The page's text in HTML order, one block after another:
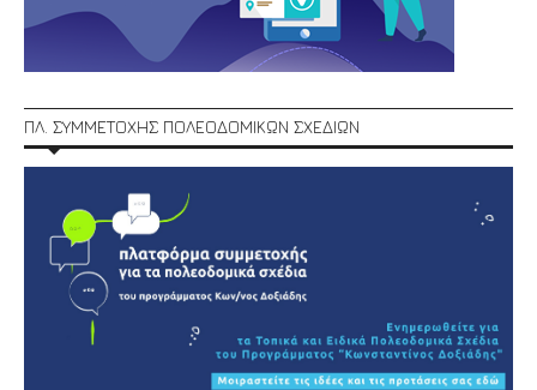
ΠΛ. ΣΥΜΜΕΤΟΧΗΣ ΠΟΛΕΟΔΟΜΙΚΩΝ ΣΧΕΔΙΩΝ